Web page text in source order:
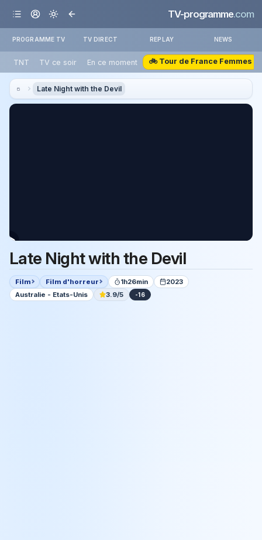
TV-programme.com
PROGRAMME TV TV DIRECT REPLAY NEWS
TNT TV ce soir En ce moment 🚲 Tour de France Femmes
Late Night with the Devil
Late Night with the Devil
Film Film d'horreur 1h26min
2023
Australie - Etats-Unis
3.9/5 -16